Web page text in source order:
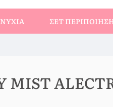
ΝΎΧΙΑ ΣΕΤ
MIST